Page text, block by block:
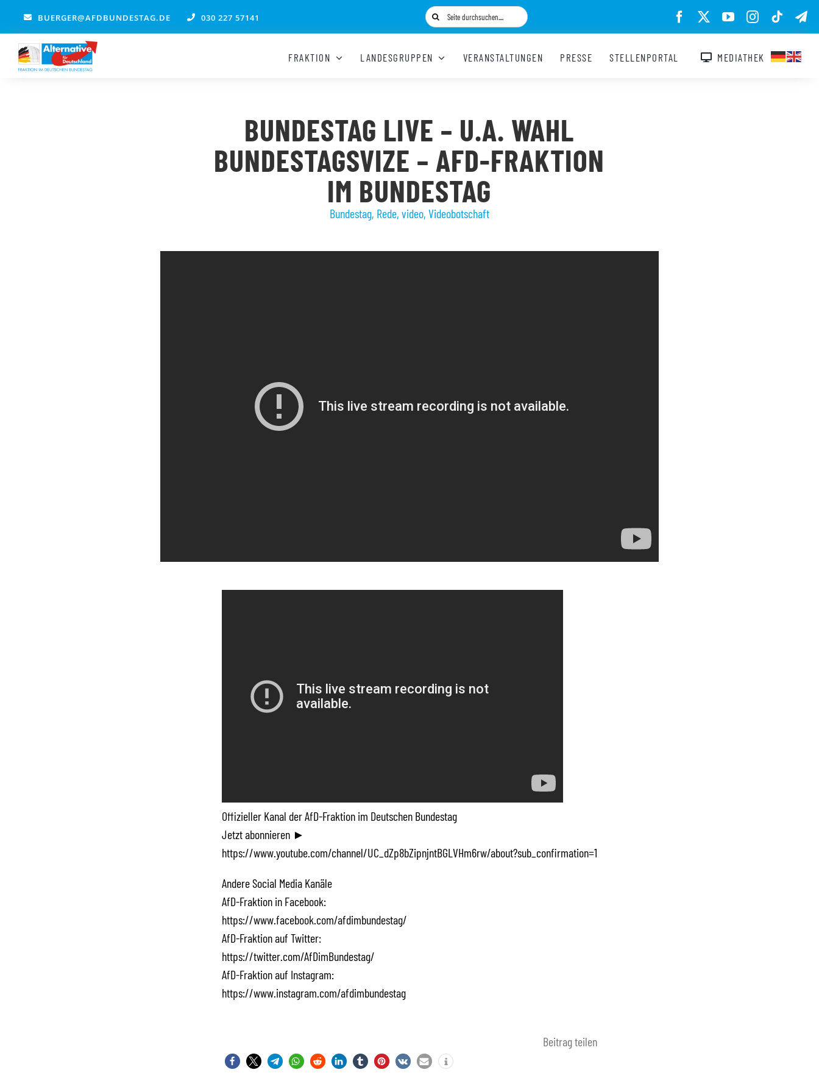
springen
BUERGER@AFDBUNDESTAG.DE 030 227 57141
Suche
nach:
FRAKTION LANDESGRUPPEN VERANSTALTUNGEN PRESSE STELLENPORTAL MEDIATHEK
BUNDESTAG LIVE – U.A. WAHL
BUNDESTAGSVIZE – AFD-FRAKTION
IM BUNDESTAG
Bundestag, Rede, video, Videobotschaft
Offizieller Kanal der AfD-Fraktion im Deutschen Bundestag
Jetzt abonnieren ►
https://www.youtube.com/channel/UC_dZp8bZipnjntBGLVHm6rw/about?sub_confirmation=1
Andere Social Media Kanäle
AfD-Fraktion in Facebook:
https://www.facebook.com/afdimbundestag/
AfD-Fraktion auf Twitter:
https://twitter.com/AfDimBundestag/
AfD-Fraktion auf Instagram:
https://www.instagram.com/afdimbundestag
Beitrag teilen